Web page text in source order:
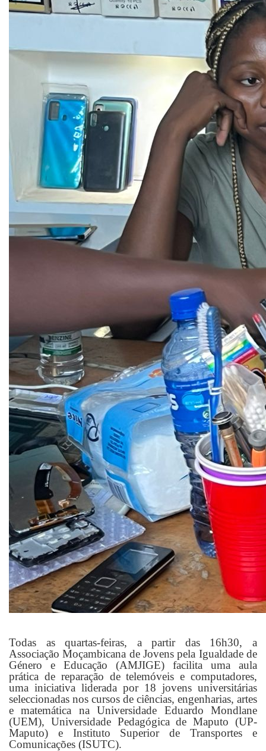
Todas as quartas-feiras, a partir das 16h30, a
Associação Moçambicana de Jovens pela Igualdade de
Género e Educação (AMJIGE) facilita uma aula
prática de reparação de telemóveis e computadores,
uma iniciativa liderada por 18 jovens universitárias
seleccionadas nos cursos de ciências, engenharias, artes
e matemática na Universidade Eduardo Mondlane
(UEM), Universidade Pedagógica de Maputo (UP-
Maputo) e Instituto Superior de Transportes e
Comunicações (ISUTC).